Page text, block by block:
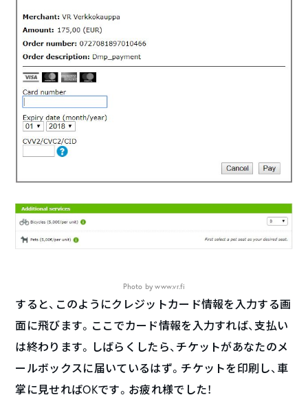
Photo by www.vr.fi
すると、このようにクレジットカード情報を入力する画
面に飛びます。ここでカード情報を入力すれば、支払い
は終わります。しばらくしたら、チケットがあなたのメ
ールボックスに届いているはず。チケットを印刷し、車
掌に見せればOKです。お疲れ様でした！